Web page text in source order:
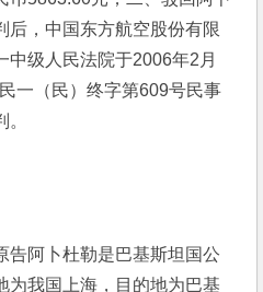
后，中国东方航空股份有限
中级人民法院于2006年2月
一（民）终字第609号民事
告阿卜杜勒是巴基斯坦国公
为我国上海，目的地为巴基